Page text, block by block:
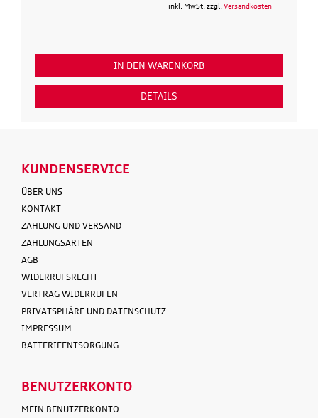
inkl. MwSt. zzgl. Versandkosten
IN DEN WARENKORB
DETAILS
KUNDENSERVICE
ÜBER UNS
KONTAKT
ZAHLUNG UND VERSAND
ZAHLUNGSARTEN
AGB
WIDERRUFSRECHT
VERTRAG WIDERRUFEN
PRIVATSPHÄRE UND DATENSCHUTZ
IMPRESSUM
BATTERIEENTSORGUNG
BENUTZERKONTO
MEIN BENUTZERKONTO